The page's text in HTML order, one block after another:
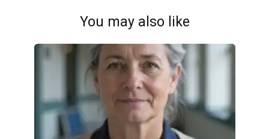
You may also like